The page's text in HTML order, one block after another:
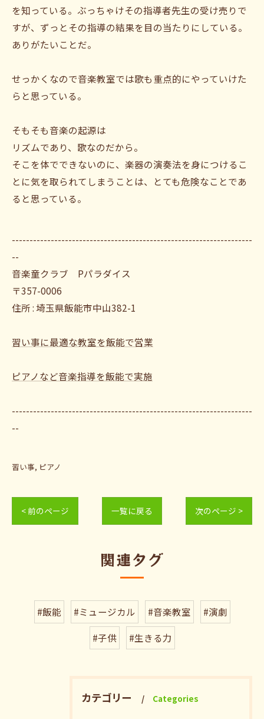
を知っている。ぶっちゃけその指導者先生の受け売りで
すが、ずっとその指導の結果を目の当たりにしている。
ありがたいことだ。
せっかくなので音楽教室では歌も重点的にやっていけた
らと思っている。
そもそも音楽の起源は
リズムであり、歌なのだから。
そこを体でできないのに、楽器の演奏法を身につけるこ
とに気を取られてしまうことは、とても危険なことであ
ると思っている。
--------------------------------------------------------------------
--
音楽童クラブ Pパラダイス
〒357-0006
住所 : 埼玉県飯能市中山382-1
習い事に最適な教室を飯能で営業
ピアノなど音楽指導を飯能で実施
--------------------------------------------------------------------
--
習い事 ピアノ
< 前のページ 一覧に戻る 次のページ >
関連タグ
#飯能 #ミュージカル #音楽教室
#演劇
#子供
#生きる力
カテゴリー Categories